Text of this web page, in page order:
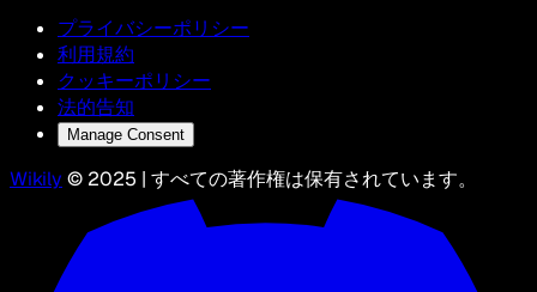
プライバシーポリシー
利用規約
クッキーポリシー
法的告知
Manage Consent
Wikily © 2025 | すべての著作権は保有されています。